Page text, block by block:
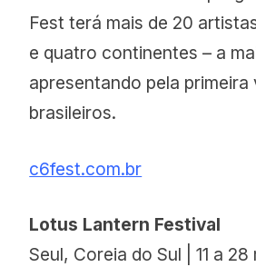
Fest terá mais de 20
e quatro continentes – a
apresentando pela primeira
brasileiros.
c6fest.com.br
Lotus Lantern Festival
Seul, Coreia do Sul | 11 a 28